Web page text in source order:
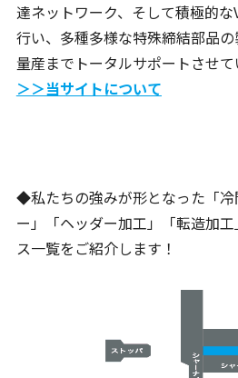
達ネットワーク、そして積極的な
行い、多種多様な特殊締結部品
量産までトータルサポートさせて
＞＞当サイトについて
◆私たちの強みが形となった「冷
ー」「ヘッダー加工」「転造加
ス一覧をご紹介します！